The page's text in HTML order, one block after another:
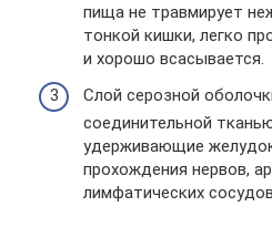
пища не травмирует
тонкой кишки, легко
и хорошо всасывается.
Слой серозной
соединительной
удерживающие
прохождения нервов,
лимфатических